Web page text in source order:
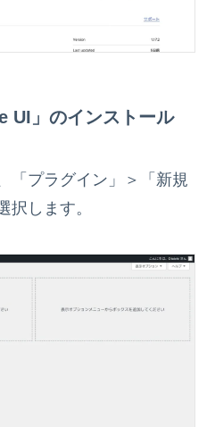
UI」のインストール
「プラグイン」＞「新規
択します。